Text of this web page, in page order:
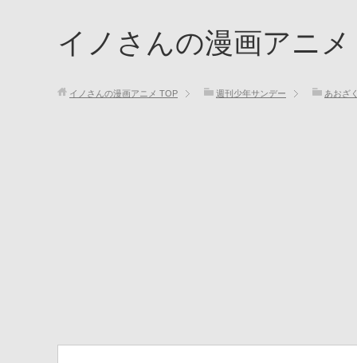
イノさんの漫画アニメ
イノさんの漫画アニメ TOP 週刊少年サンデー あおざ